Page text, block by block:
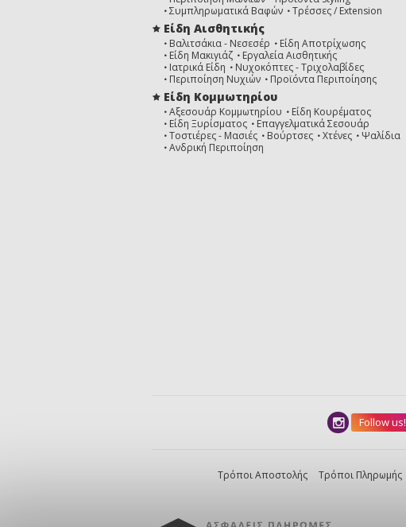
Συμπληρωματικά Βαφών
Τρέσσες / Extension
Είδη Αισθητικής
Βαλιτσάκια - Νεσεσέρ
Είδη Αποτρίχωσης
Είδη Μακιγιάζ
Εργαλεία Αισθητικής
Ιατρικά Είδη
Νυχοκόπτες - Τριχολαβίδες
Περιποίηση Νυχιών
Προϊόντα Περιποίησης
Είδη Κομμωτηρίου
Αξεσουάρ Κομμωτηρίου
Είδη Κουρέματος
Είδη Ξυρίσματος
Επαγγελματικά Σεσουάρ
Τοστιέρες - Μασιές
Βούρτσες Χτένες
Ψαλίδια
Ανδρική Περιποίηση
Follow us!
Τρόποι Αποστολής Τρόποι Πληρωμής